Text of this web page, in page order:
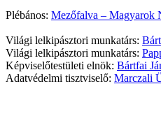
Plébános: Mezőfalva – Magyarok
Világi lelkipásztori munkatárs:
Világi lelkipásztori munkatárs:
Képviselőtestületi elnök: Bártfai
Adatvédelmi tisztviselő: Marczali